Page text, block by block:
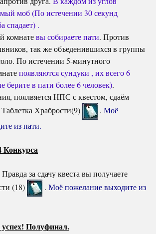
моб (По истечении 30 секунд
спадает) .
комнатевы собираете пати. Против
так же объеденившихся в группы
По истечении 5-минутного
появляются сундуки , их всего 6
берите в пати более 6 человек).
поялвяется НПС с квестом, сдаём
Храбрости(9)
. Моё
из пати.
Конкурса
за сдачу квеста вы получаете
(18)
. Моё пожелание выходите из
Полуфинал.